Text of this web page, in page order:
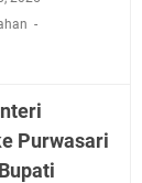
Penuh Uang
Kewajiban, Tapi
Menenangkan, Ini
Kebo Bule
Kekeringan,
Purwasari